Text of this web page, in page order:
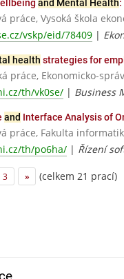
and Mental Health
práce, Vysoká škola
vskp/eid/78409 |
health strategies for
práce, Ekonomicko-
th/vk0se/ | Business
and Interface Analysis of
práce, Fakulta
th/po6ha/ | Řízení
3 » (celkem 21 prací)